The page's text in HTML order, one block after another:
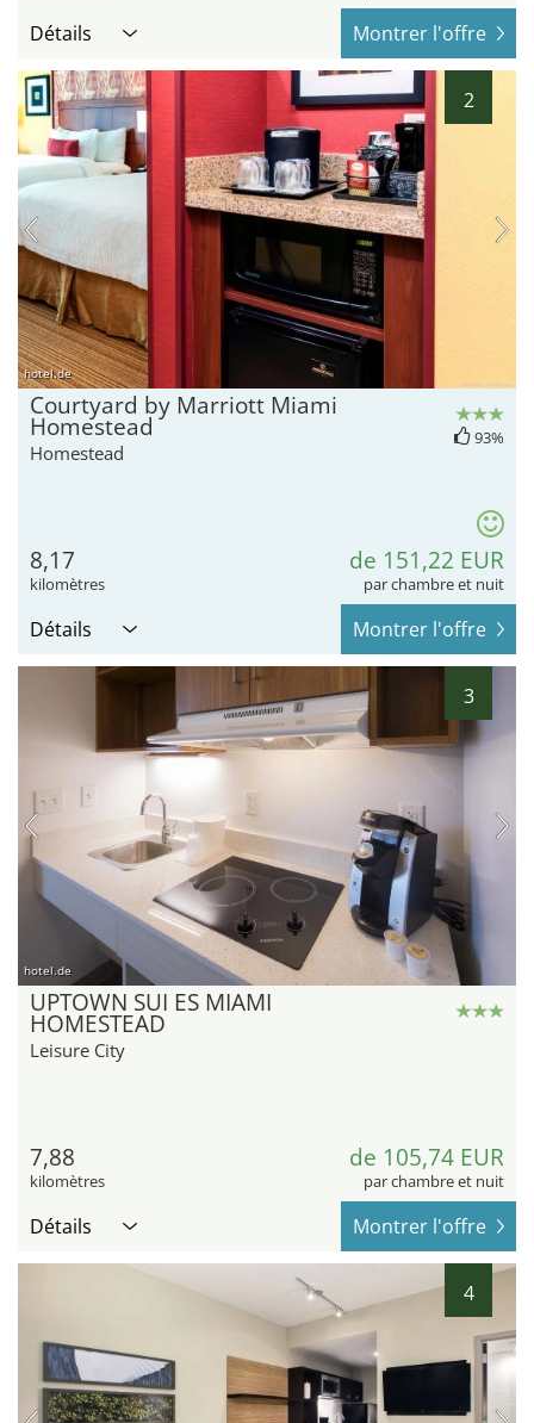
Détails Montrer l'offre
2
hotel.de
Courtyard by Marriott Miami
Homestead
Homestead
93%
8,17
kilomètres
de 151,22 EUR
par chambre et nuit
Détails Montrer l'offre
3
hotel.de
UPTOWN SUI ES MIAMI
HOMESTEAD
Leisure City
7,88
kilomètres
de 105,74 EUR
par chambre et nuit
Détails Montrer l'offre
4